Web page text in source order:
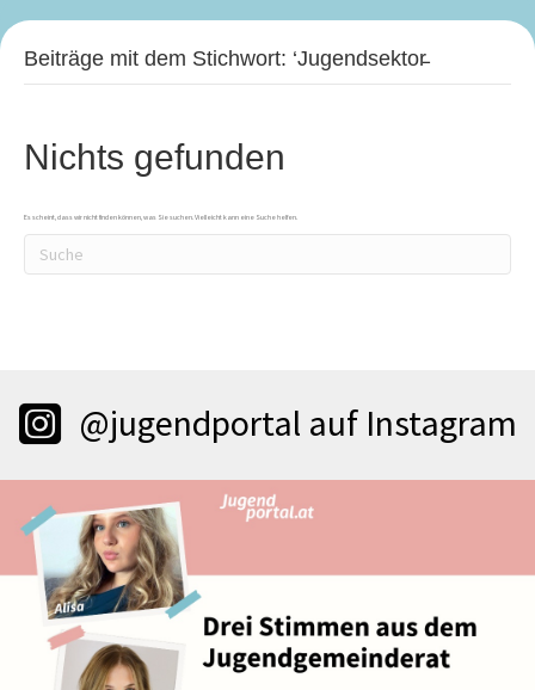
Beiträge mit dem Stichwort: ‘Jugendsektor̵
Nichts gefunden
Es scheint, dass wir nicht finden können, was Sie suchen. Vielleicht kann eine Suche helfen.
@jugendportal auf Instagram